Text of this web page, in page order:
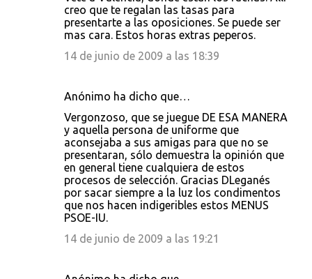
creo que te regalan las tasas para
presentarte a las oposiciones. Se puede ser
mas cara. Estos horas extras peperos.
14 de junio de 2009 a las 18:39
Anónimo ha dicho que…
Vergonzoso, que se juegue DE ESA MANERA
y aquella persona de uniforme que
aconsejaba a sus amigas para que no se
presentaran, sólo demuestra la opinión que
en general tiene cualquiera de estos
procesos de selección. Gracias DLeganés
por sacar siempre a la luz los condimentos
que nos hacen indigeribles estos MENUS
PSOE-IU.
14 de junio de 2009 a las 19:21